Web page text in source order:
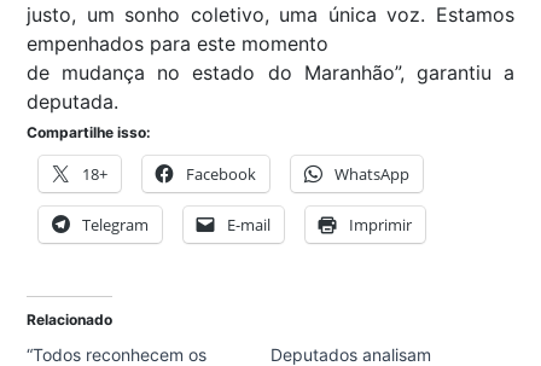
justo, um sonho coletivo, uma única voz. Estamos
empenhados para este momento
de mudança no estado do Maranhão”, garantiu a
deputada.
Compartilhe isso:
18+ Facebook WhatsApp
Telegram E-mail Imprimir
Relacionado
“Todos reconhecem os
Deputados analisam